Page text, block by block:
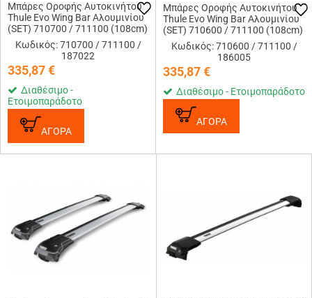
Μπάρες Οροφής Αυτοκινήτου
Thule Evo Wing Bar Αλουμινίου
(SET) 710700 / 711100 (108cm)
/ 187022
Κωδικός: 710700 / 711100 /
187022
335,87€
Διαθέσιμο -
Ετοιμοπαράδοτο
ΑΓΟΡΑ
Μπάρες Οροφής Αυτοκινήτου
Thule Evo Wing Bar Αλουμινίου
(SET) 710600 / 711100 (108cm)
/ 186005
Κωδικός: 710600 / 711100 /
186005
335,87€
Διαθέσιμο - Ετοιμοπαράδοτο
ΑΓΟΡΑ